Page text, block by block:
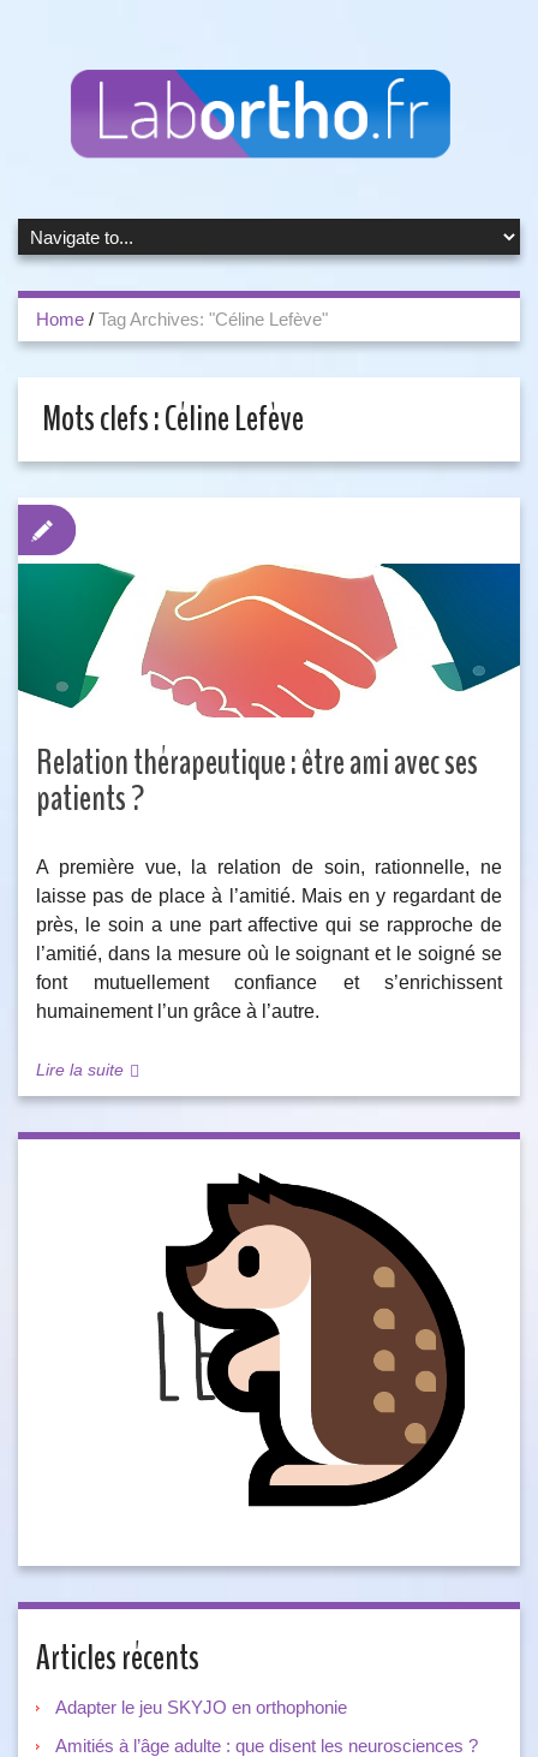
Home / Tag Archives: "Céline Lefève"
Mots clefs :Céline Lefève
Relation thérapeutique : être ami avec ses
patients ?
A première vue, la relation de soin, rationnelle, ne
laisse pas de place à l’amitié. Mais en y regardant de
près, le soin a une part affective qui se rapproche de
l’amitié, dans la mesure où le soignant et le soigné se
font mutuellement confiance et s’enrichissent
humainement l’un grâce à l’autre.
Lire la suite
Articles récents
Adapter le jeu SKYJO en orthophonie
Amitiés à l’âge adulte : que disent les neurosciences ?